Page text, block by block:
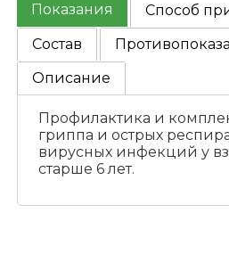
Показания
Способ
Состав
Описание
Профилактика и
гриппа и острых
вирусных инфекций у
старше 6 лет.